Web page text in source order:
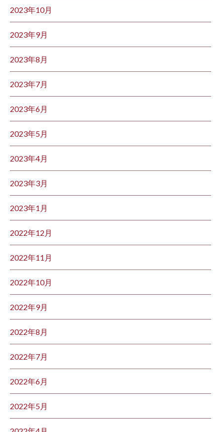
2023年10月
2023年9月
2023年8月
2023年7月
2023年6月
2023年5月
2023年4月
2023年3月
2023年1月
2022年12月
2022年11月
2022年10月
2022年9月
2022年8月
2022年7月
2022年6月
2022年5月